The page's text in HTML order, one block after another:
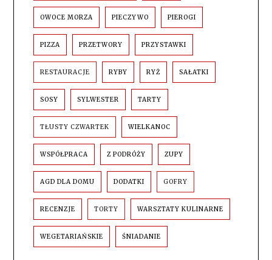
OWOCE MORZA PIECZYWO PIEROGI
PIZZA PRZETWORY PRZYSTAWKI
RESTAURACJE RYBY RYŻ SAŁATKI
SOSY SYLWESTER TARTY
TŁUSTY CZWARTEK WIELKANOC
WSPÓŁPRACA Z PODRÓŻY ZUPY
AGD DLA DOMU DODATKI GOFRY
RECENZJE TORTY WARSZTATY KULINARNE
WEGETARIAŃSKIE ŚNIADANIE